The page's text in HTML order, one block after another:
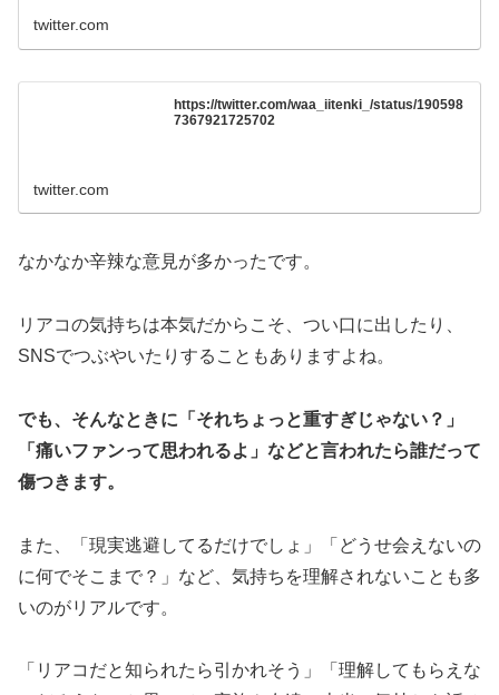
twitter.com
https://twitter.com/waa_iitenki_/status/190598
7367921725702
twitter.com
なかなか辛辣な意見が多かったです。
リアコの気持ちは本気だからこそ、つい口に出したり、
SNSでつぶやいたりすることもありますよね。
でも、そんなときに「それちょっと重すぎじゃない？」
「痛いファンって思われるよ」などと言われたら誰だって
傷つきます。
また、「現実逃避してるだけでしょ」「どうせ会えないの
に何でそこまで？」など、気持ちを理解されないことも多
いのがリアルです。
「リアコだと知られたら引かれそう」「理解してもらえな